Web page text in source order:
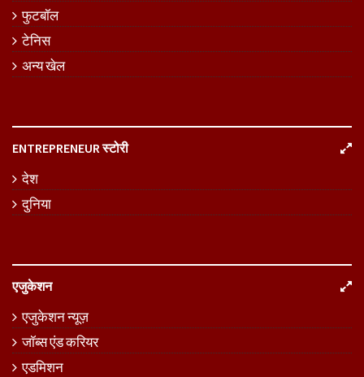
फुटबॉल
टेनिस
अन्य खेल
ENTREPRENEUR स्टोरी
देश
दुनिया
एजुकेशन
एजुकेशन न्यूज़
जॉब्स एंड करियर
एडमिशन